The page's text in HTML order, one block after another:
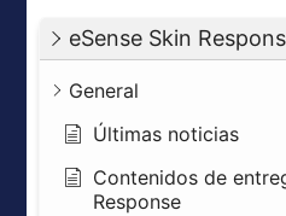
eSense Skin
General
Últimas noticias
Contenidos de
Response